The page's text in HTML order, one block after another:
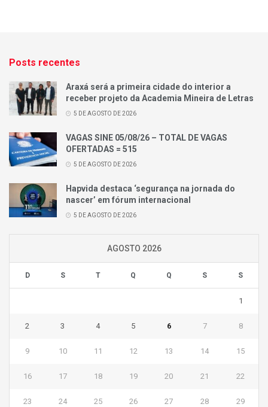
Posts recentes
Araxá será a primeira cidade do interior a
receber projeto da Academia Mineira de Letras
5 DE AGOSTO DE 2026
VAGAS SINE 05/08/26 – TOTAL DE VAGAS
OFERTADAS = 515
5 DE AGOSTO DE 2026
Hapvida destaca ‘segurança na jornada do
nascer’ em fórum internacional
5 DE AGOSTO DE 2026
AGOSTO 2026
D S T Q Q S S
1
2 3 4 5 6 7 8
9 10 11 12 13 14 15
16 17 18 19 20 21 22
23 24 25 26 27 28 29